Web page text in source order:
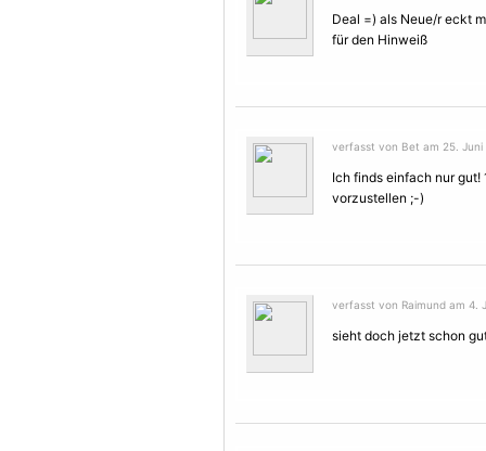
Deal =) als Neue/r eckt
für den Hinweiß
verfasst von Bet am 25. Juni
Ich finds einfach nur gut!
vorzustellen ;-)
verfasst von Raimund am 4.
sieht doch jetzt schon